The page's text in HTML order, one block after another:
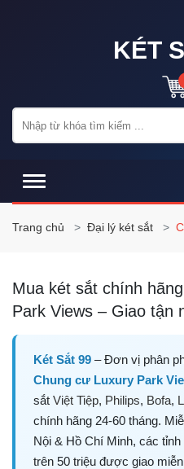
KÉT
Trang chủ Đại lý két sắt
Mua két sắt chính
Park Views – Giao tận
Két Sắt 99 – Đơn vị phân
Chung cư Luxury Park
sắt Việt Tiệp, Philips, Bofa,
chính hãng 24-60 tháng.
Nội & Hồ Chí Minh, các
trên 50 triệu được giao